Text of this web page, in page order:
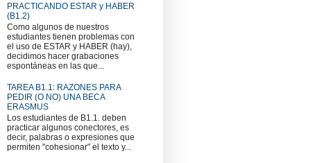
PRACTICANDO ESTAR y HABER
(B1.2)
Como algunos de nuestros
estudiantes tienen problemas con
el uso de ESTAR y HABER (hay),
decidimos hacer grabaciones
espontáneas en las que...
TAREA B1.1: RAZONES PARA
PEDIR (O NO) UNA BECA
ERASMUS
Los estudiantes de B1.1. deben
practicar algunos conectores, es
decir, palabras o expresiones que
permiten "cohesionar" el texto y...